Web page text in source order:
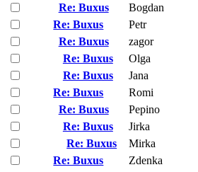
Re: Buxus
Bogdan
Re: Buxus
Petr
Re: Buxus
zagor
Re: Buxus
Olga
Re: Buxus
Jana
Re: Buxus
Romi
Re: Buxus
Pepino
Re: Buxus
Jirka
Re: Buxus
Mirka
Re: Buxus
Zdenka